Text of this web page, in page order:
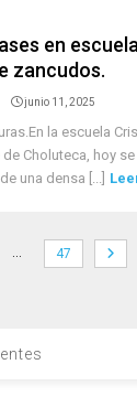
en
zancudos.
junio 11, 2025
la escuela
de Choluteca, hoy
una densa [...]
… 47